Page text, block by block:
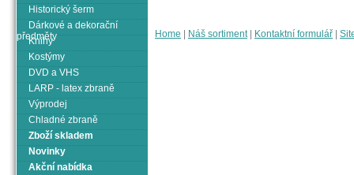
Home Náš sortiment| Kontaktní formulář
Historický šerm
Dárkové a dekorační
předměty
Knihy
Kostýmy
DVD a VHS
LARP - latex zbraně
Výprodej
Chladné zbraně
Zboží skladem
Novinky
Akční nabídka